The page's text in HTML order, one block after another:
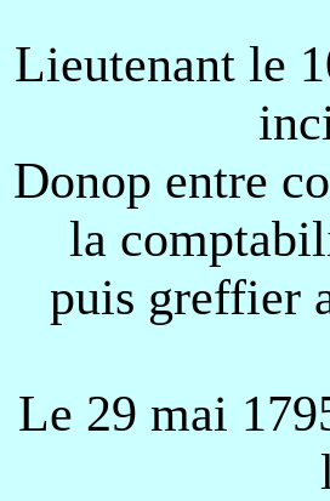
Lieutenant le
Donop entre
la
puis greffier
Le 29 mai